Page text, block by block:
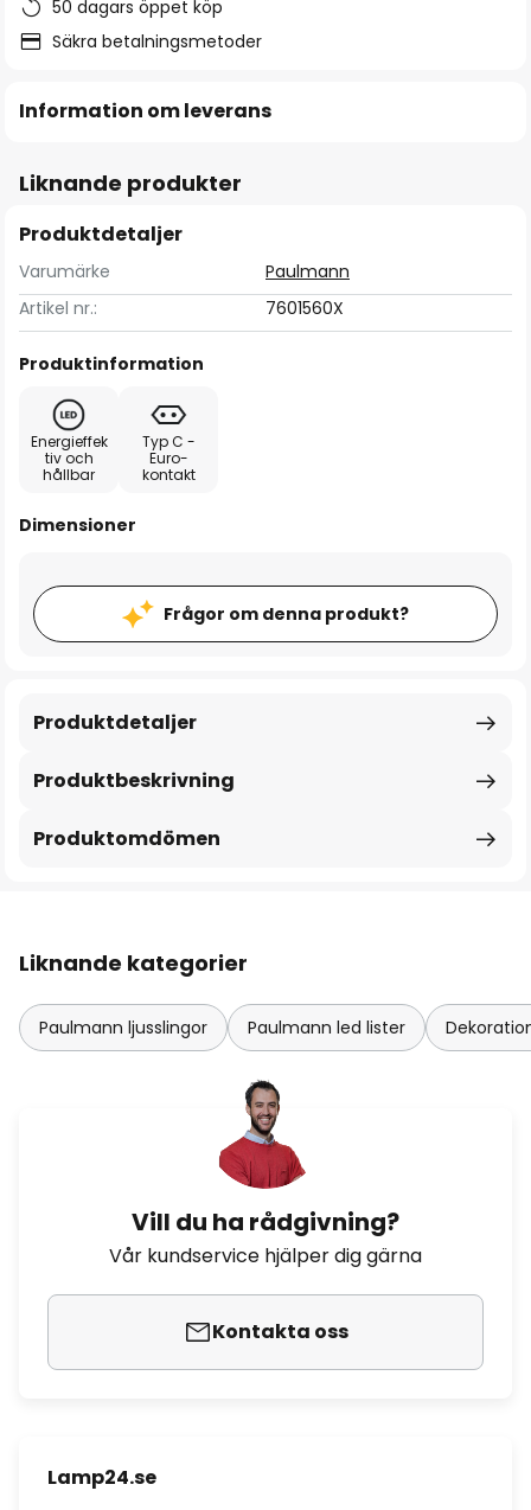
50 dagars öppet köp
Säkra betalningsmetoder
Information om leverans
Liknande produkter
Produktdetaljer
Varumärke
Paulmann
Artikel nr.:
7601560X
Produktinformation
Energieffek
tiv och
hållbar
Typ C -
Euro-
kontakt
Dimensioner
Frågor om denna produkt?
Produktbeskrivning
Produktdetaljer
Produktomdömen
Liknande kategorier
Paulmann ljusslingor Paulmann led lister
Vill du ha rådgivning?
Vår kundservice hjälper dig gärna
Kontakta oss
Lamp24.se